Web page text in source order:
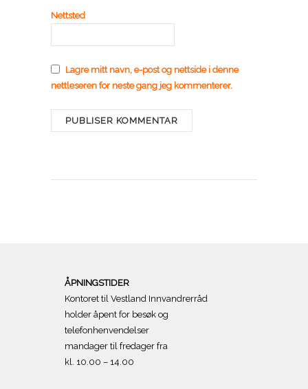
Nettsted
Lagre mitt navn, e-post og nettside i denne
nettleseren for neste gang jeg kommenterer.
ÅPNINGSTIDER
Kontoret til Vestland Innvandrerråd
holder åpent for besøk og
telefonhenvendelser
mandager til fredager fra
kl. 10.00 – 14.00